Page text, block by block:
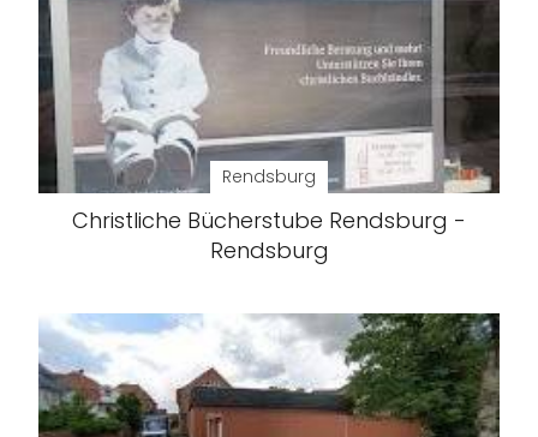
Rendsburg
Christliche Bücherstube Rendsburg -
Rendsburg